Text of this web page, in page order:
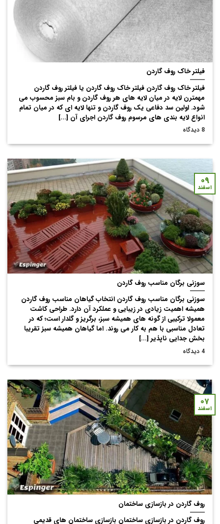
فیلتر خاک روف گاردن
فیلتر خاک روف گاردن فیلتر خاک روف گاردن یا فیلتر روف گاردن
مهمترن لایه در میان لایه های هر روف گاردن و بام سبز محسوب می
شود. اولین سد دفاعی یک روف گاردن و تنها لایه ای که در میان تمام
انواع لایه بندی های مرسوم روف گاردن اجرای آن [...]
8 دیدگاه
سوزنی برگان مناسب روف گاردن
سوزنی برگان مناسب روف گاردن انتخاب گیاهان مناسب روف گاردن
همیشه اهمیت زیادی در زیبایی و عملکرد آن دارد. طراحی کاشت
معمولا ترکیبی از گونه های همیشه سبز، برگریز و گلدار است؛ که در
تعادل مناسبی با هم به کار می روند. اما گیاهان همیشه سبز تقریبا
بخش جدایی ناپذیر [...]
4 دیدگاه
۰۹
اسفند
روف گاردن در بازسازی ساختمان
روف گاردن در بازسازی ساختمان بازسازی ساختمان های قدیمی
۰۷
اسفند